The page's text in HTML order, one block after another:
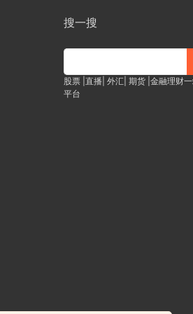
搜一搜
股票 |直播| 外汇| 期货 |金融理财
平台